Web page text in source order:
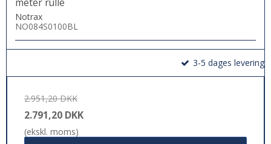
Notrax
NO084S0100BL
3-5 dages levering
2.951,20 DKK
2.791,20 DKK
(ekskl. moms)